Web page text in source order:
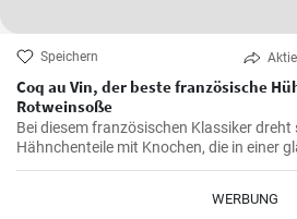
Speichern Aktie
Coq au Vin, der beste französische
Rotweinsoße
Bei diesem französischen Klassiker
Hähnchenteile mit Knochen, die in einer
dunklen und reichhaltigen Rotweinsauce
WERBUNG